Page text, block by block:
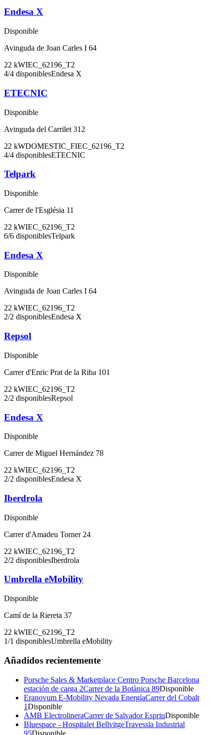
Endesa X
Disponible
Avinguda de Joan Carles I 64
22 kWIEC_62196_T2
4/4 disponiblesEndesa X
ETECNIC
Disponible
Avinguda del Carrilet 312
22 kWDOMESTIC_FIEC_62196_T2
4/4 disponiblesETECNIC
Telpark
Disponible
Carrer de l'Església 11
22 kWIEC_62196_T2
6/6 disponiblesTelpark
Endesa X
Disponible
Avinguda de Joan Carles I 64
22 kWIEC_62196_T2
2/2 disponiblesEndesa X
Repsol
Disponible
Carrer d'Enric Prat de la Riba 101
22 kWIEC_62196_T2
2/2 disponiblesRepsol
Endesa X
Disponible
Carrer de Miguel Hernández 78
22 kWIEC_62196_T2
2/2 disponiblesEndesa X
Iberdrola
Disponible
Carrer d'Amadeu Torner 24
22 kWIEC_62196_T2
2/2 disponiblesIberdrola
Umbrella eMobility
Disponible
Camí de la Riereta 37
22 kWIEC_62196_T2
1/1 disponiblesUmbrella eMobility
Añadidos recientemente
Porsche Sales & Marketplace Centro Porsche Barcelona
estación de carga 2Carrer de la Botànica 89Disponible
Eranovum E-Mobility Nevada EnergíaCarrer del Cobalt
1Disponible
AMB ElectrolineraCarrer de Salvador EspriuDisponible
Bluespace - Hospitalet BellvitgeTravessia Industrial
95Disponible